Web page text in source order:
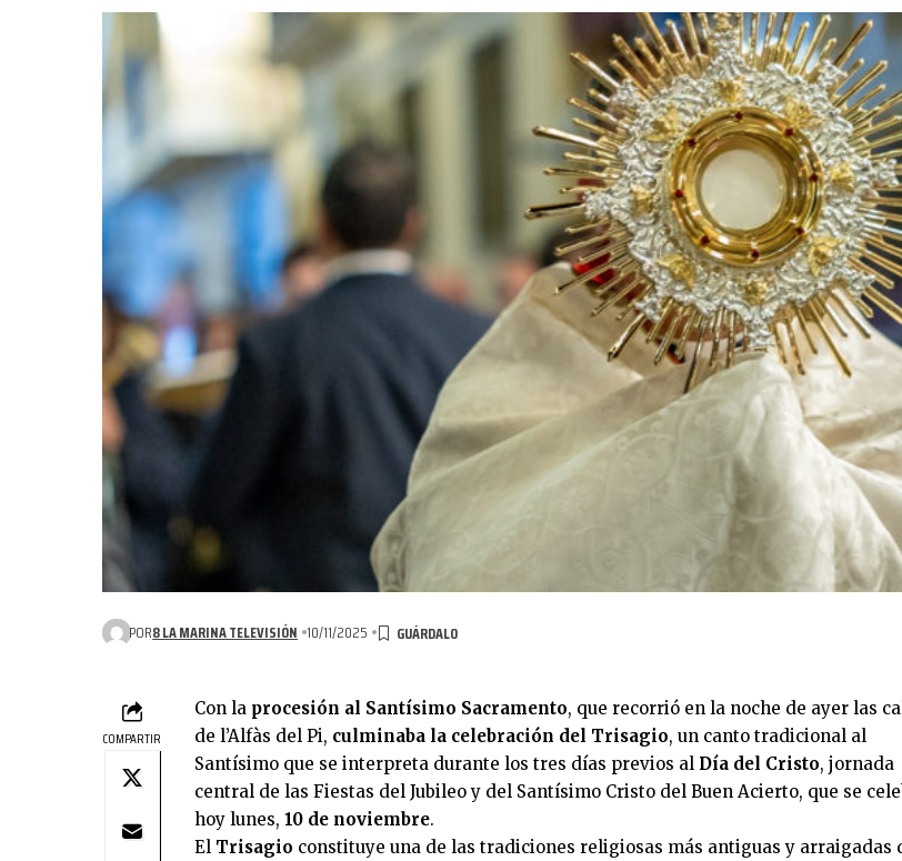
POR8 LA MARINA TELEVISIÓN 10/11/2025
COMPARTIR
Con la procesión al Santísimo Sacramento, que recorrió en la noche de ayer las
de l’Alfàs del Pi, culminaba la celebración del Trisagio, un canto tradicional al
Santísimo que se interpreta durante los tres días previos al Día del Cristo, jornada
central de las Fiestas del Jubileo y del Santísimo Cristo del Buen Acierto, que se
hoy lunes, 10 de noviembre.
El Trisagio constituye una de las tradiciones religiosas más antiguas y arraigadas